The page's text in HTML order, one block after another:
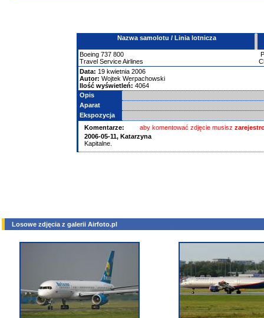
Nazwa samolotu / Linia lotnicza
Boeing 737 800
Travel Service Airlines
Data: 19 kwietnia 2006
Autor: Wojtek Werpachowski
Ilość wyświetleń: 4064
Opis
Aparat
Ekspozycja
Komentarze:
aby komentować zdjęcie musisz
2006-05-11, Katarzyna
Kapitalne.
Losowe zdjęcia z galerii Airfoto.pl